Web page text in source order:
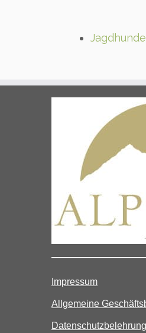
Impressum
Allgemeine
Datenschutzbelehrung